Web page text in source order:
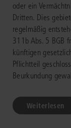
oder ein
Dritten. Dies
regelmäßig
311b Abs. 5 BGB
künftigen
Pflichtteil
Beurkundung
Weiterlesen